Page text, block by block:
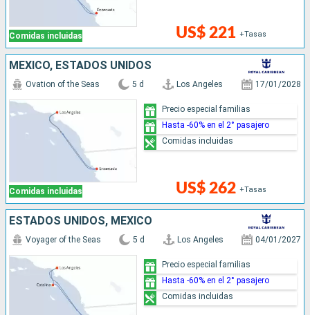
Comidas incluidas US$ 221 +Tasas
MÉXICO, ESTADOS UNIDOS
Comidas incluidas
Ovation of the Seas 5 d Los Angeles 17/01/2028
US$ 262 +Tasas
Precio especial familias
Hasta -60% en el 2° pasajero
Comidas incluidas
ESTADOS UNIDOS, MÉXICO
Voyager of the Seas 5 d Los Angeles 04/01/2027
Precio especial familias
Hasta -60% en el 2° pasajero
Comidas incluidas